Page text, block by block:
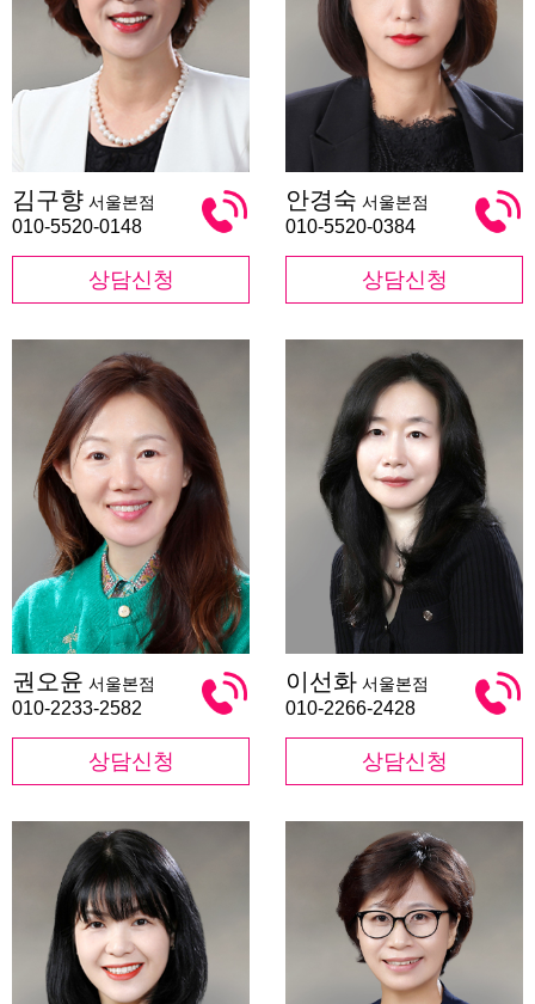
구
향
김구향 서울본점
010-5520-0148
상담신청
경
숙
안경숙 서울본점
010-5520-0384
상담신청
오
윤
권오윤 서울본점
010-2233-2582
상담신청
선
화
이선화 서울본점
010-2266-2428
상담신청